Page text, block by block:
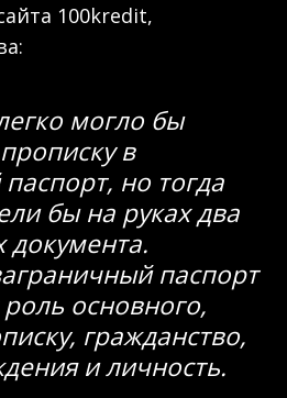
100kredit,
могло бы
в
но тогда
бы на руках два
паспорт
основного,
гражданство,
и личность.